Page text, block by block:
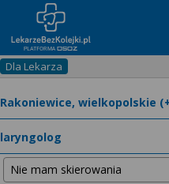
Dla Lekarza